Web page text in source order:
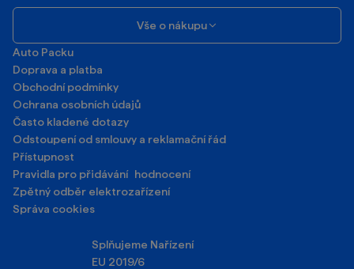
Vše o nákupu
Auto Packu
Doprava a platba
Obchodní podmínky
Ochrana osobních údajů
Často kladené dotazy
Odstoupení od smlouvy a reklamační řád
Přístupnost
Pravidla pro přidávání hodnocení
Zpětný odběr elektrozařízení
Správa cookies
Splňujeme Nařízení
EU 2019/6